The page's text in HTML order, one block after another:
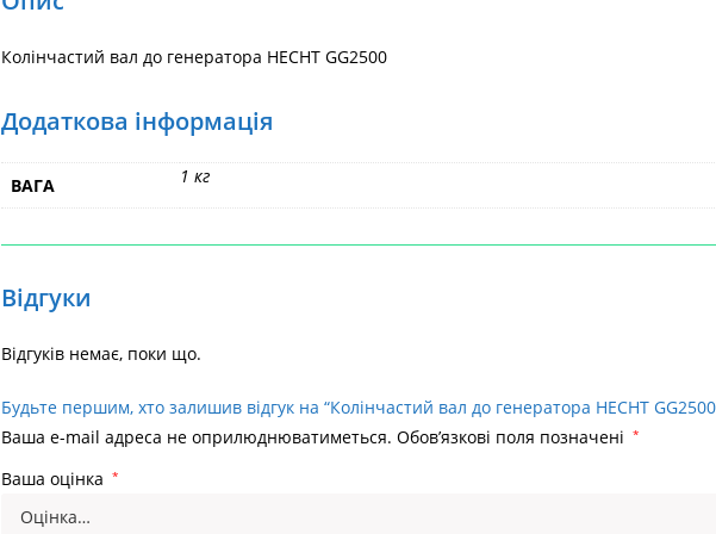
Колінчастий вал до генератора HECHT GG2500
Додаткова інформація
ВАГА 1 кг
Відгуки
Відгуків немає, поки що.
Будьте першим, хто залишив відгук на “Колінчастий вал до генератора HECHT
Ваша e-mail адреса не оприлюднюватиметься. Обов’язкові поля позначені *
Ваша оцінка *